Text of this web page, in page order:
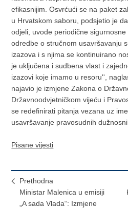
efikasnijim. Osvrćući se na paket
u Hrvatskom saboru, podsjetio je
odjeli, uvode periodične
odredbe o stručnom usavršavanju
izazova i s njima se kontinuirano
je uključena i sudbena vlast i
izazovi koje imamo u resoru'',
najavio je izmjene Zakona o
Državnoodvjetničkom vijeću i
se redefinirati pitanja vezana uz
usavršavanje pravosudnih
Pisane vijesti
Prethodna
Ministar Malenica u emisiji
„A sada Vlada“: Izmjene